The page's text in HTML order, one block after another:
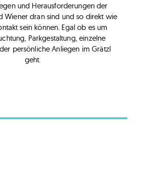
und Herausforderungen der
Wiener dran sind und so direkt wie
sein können. Egal ob es um
Parkgestaltung, einzelne
persönliche Anliegen im Grätzl
geht.